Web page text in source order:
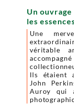
Un
les
Une
véritable
Ils étaient
John
Auroy qui